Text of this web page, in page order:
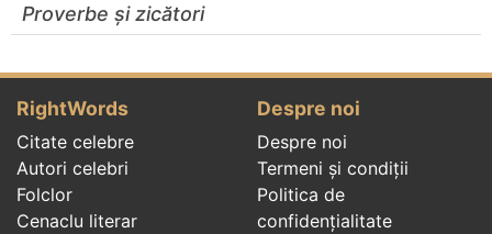
Proverbe și zicători
RightWords
Citate celebre
Autori celebri
Folclor
Cenaclu literar
Despre noi
Despre noi
Termeni și condiții
Politica de
confidenţialitate